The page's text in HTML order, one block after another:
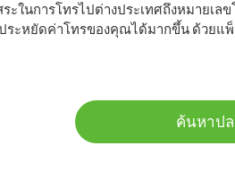
ในการโทรไปต่างประเทศถึงหมาย
ะหยัดค่าโทรของคุณได้มากขึ้น ด้วยแ
ค้นหาป